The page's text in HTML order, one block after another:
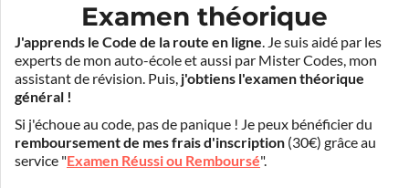
Examen théorique
J'apprends le Code de la route en ligne. Je suis aidé par les
experts de mon auto-école et aussi par Mister Codes, mon
assistant de révision. Puis, j'obtiens l'examen théorique
général !
Si j'échoue au code, pas de panique ! Je peux bénéficier du
remboursement de mes frais d'inscription (30€) grâce au
service "Examen Réussi ou Remboursé".